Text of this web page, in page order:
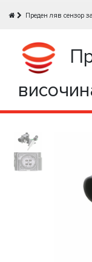
Преден ляв сензор